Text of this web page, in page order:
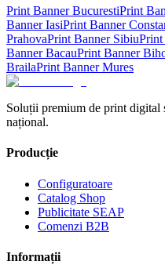
Print BannerBucurestiPrint
BannerIasiPrint Banner
PrahovaPrint Banner Sibiu
BannerBacauPrint Banner
BrailaPrint BannerMures
Soluții premium de print
național.
Producție
Configuratoare
Catalog Shop
Publicitate SEAP
Comenzi B2B
Informații